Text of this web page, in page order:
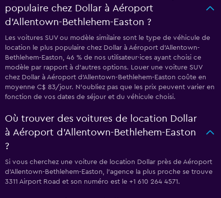
populaire chez Dollar à Aéroport
d'Allentown-Bethlehem-Easton ?
Les voitures SUV ou modèle similaire sont le type de véhicule de
location le plus populaire chez Dollar à Aéroport d'Allentown-
Bethlehem-Easton, 46 % de nos utilisateur·ices ayant choisi ce
modèle par rapport à d’autres options. Louer une voiture SUV
chez Dollar à Aéroport d'Allentown-Bethlehem-Easton coûte en
moyenne C$ 83/jour. N'oubliez pas que les prix peuvent varier en
fonction de vos dates de séjour et du véhicule choisi.
Où trouver des voitures de location Dollar
à Aéroport d'Allentown-Bethlehem-Easton
?
Si vous cherchez une voiture de location Dollar près de Aéroport
d'Allentown-Bethlehem-Easton, l’agence la plus proche se trouve
3311 Airport Road et son numéro est le +1 610 264 4571.